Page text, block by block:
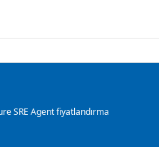
SRE Agent fiyatlandırma